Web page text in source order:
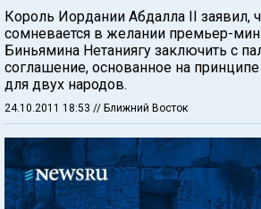
Король Иордании Абдалла II заявил,
сомневается в желании премьер-
Биньямина Нетаниягу заключить с
соглашение, основанное на принципе
для двух народов.
24.10.2011 18:53 // Ближний Восток